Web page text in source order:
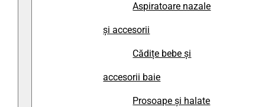
Aspiratoare nazale
și accesorii
Cădițe bebe și
accesorii baie
Prosoape și halate